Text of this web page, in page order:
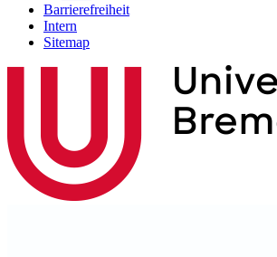
Barrierefreiheit
Intern
Sitemap